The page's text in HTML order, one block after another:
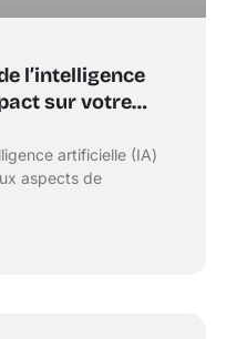
l’intelligence
sur votre
artificielle (IA)
aspects de